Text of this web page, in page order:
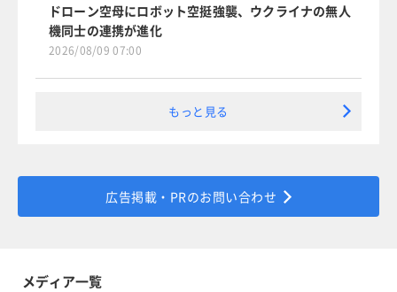
ドローン空母にロボット空挺強襲、ウクライナの無人
機同士の連携が進化
2026/08/09 07:00
もっと見る
広告掲載・PRのお問い合わせ
メディア一覧